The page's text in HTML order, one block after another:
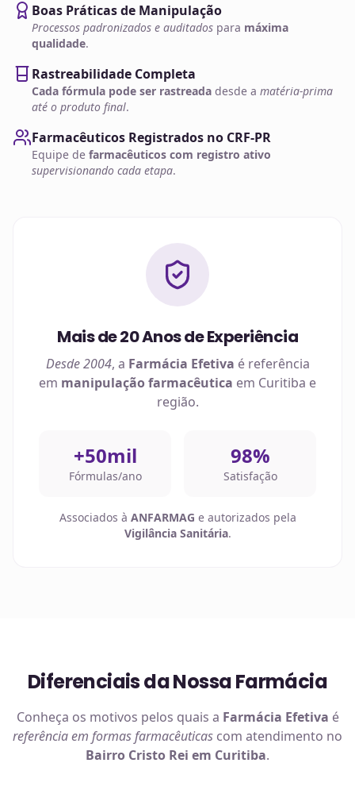
Boas Práticas de Manipulação
Processos padronizados e auditados para máxima
qualidade.
Rastreabilidade Completa
Cada fórmula pode ser rastreada desde a matéria-prima
até o produto final.
Farmacêuticos Registrados no CRF-PR
Equipe de farmacêuticos com registro ativo
supervisionando cada etapa.
Mais de 20 Anos de Experiência
Desde 2004, a Farmácia Efetiva é referência
em manipulação farmacêutica em Curitiba e
região.
+50mil
Fórmulas/ano
98%
Satisfação
Associados à ANFARMAG e autorizados pela
Vigilância Sanitária.
Diferenciais da Nossa Farmácia
Conheça os motivos pelos quais a Farmácia Efetiva é
referência em formas farmacêuticas com atendimento no
Bairro Cristo Rei em Curitiba.